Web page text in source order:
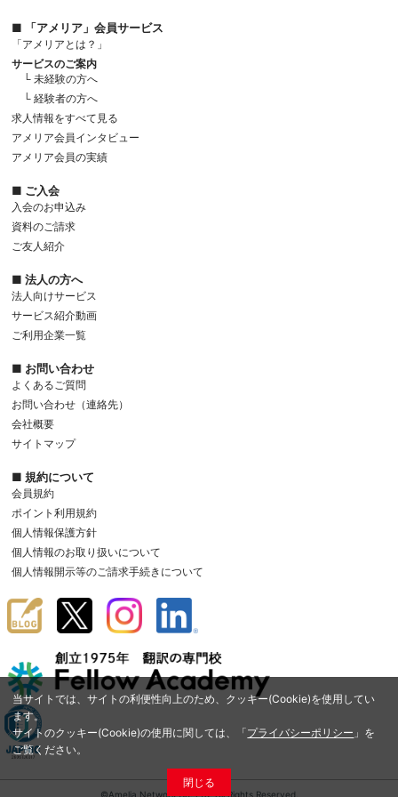
当サイトでは、サイトの利便性向上のため、クッキー(Cookie)を使用してい
ます。
サイトのクッキー(Cookie)の使用に関しては、「プライバシーポリシー 」を
ご覧ください。
閉じる
■ 「アメリア」会員サービス
「アメリアとは？」
サービスのご案内
└ 未経験の方へ
└ 経験者の方へ
求人情報をすべて見る
アメリア会員インタビュー
アメリア会員の実績
■ ご入会
入会のお申込み
資料のご請求
ご友人紹介
■ 法人の方へ
法人向けサービス
サービス紹介動画
ご利用企業一覧
■ お問い合わせ
よくあるご質問
お問い合わせ（連絡先）
会社概要
サイトマップ
■ 規約について
会員規約
ポイント利用規約
個人情報保護方針
個人情報のお取り扱いについて
個人情報開示等のご請求手続きについて
©Amelia Network Co.,Ltd. All Rights Reserved.